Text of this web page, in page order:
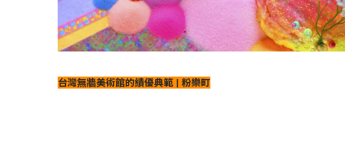
台灣無牆美術館的績優典範 | 粉樂町